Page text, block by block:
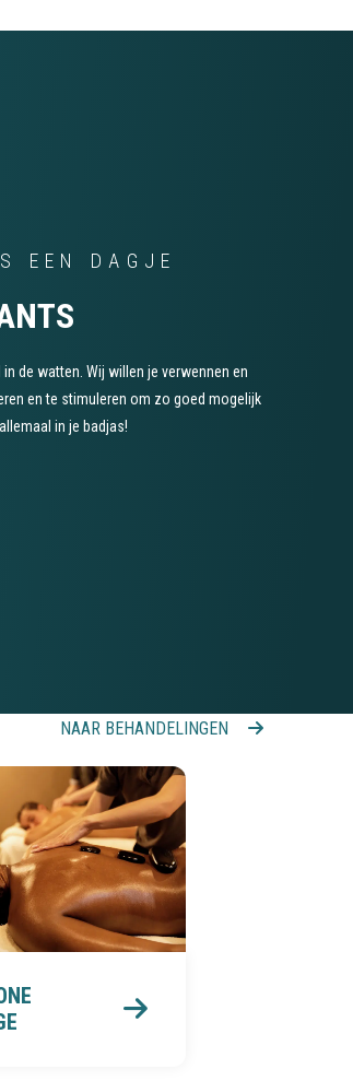
EEN DAGJE
de watten. Wij willen je verwennen en
en te stimuleren om zo goed mogelijk
in je badjas!
NAAR BEHANDELINGEN